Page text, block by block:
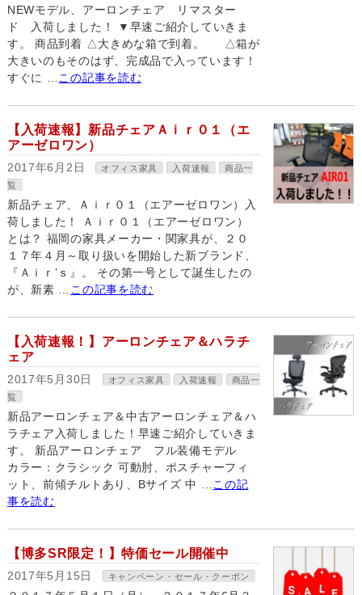
NEWモデル、アーロンチェア リマスター
ド 入荷しました！ ▼早速ご紹介していきま
す。 商品到着 △大きめな箱で到着。 △箱が
大きいのもそのはず、完成品で入っています！
すぐに … この記事を読む
【入荷速報】新品チェアＡｉｒ０１（エ
アーゼロワン）
2017年6月2日 オフィス家具 入荷速報
商品一
覧
新品チェア、Ａｉｒ０１（エアーゼロワン）入
荷しました！ Ａｉｒ０１（エアーゼロワン）
とは？ 福岡の家具メーカー・関家具が、２０
１７年４月～取り扱いを開始した新ブランド、
『Ａｉｒ’ｓ』。 その第一号として誕生したの
が、新素 …
この記事を読む
【入荷速報！】アーロンチェア＆ハラチ
ェア
2017年5月30日 オフィス家具 入荷速報
商品一
覧
新品アーロンチェア＆中古アーロンチェア＆ハ
ラチェア入荷しました！早速ご紹介していきま
す。 新品アーロンチェア フル装備モデル
カラー：クラシック 可動肘、ポスチャーフィ
ット、前傾チルトあり、Bサイズ 中 …
この記
事を読む
【博多SR限定！】特価セール開催中
2017年5月15日 キャンペーン・セール・クーポン